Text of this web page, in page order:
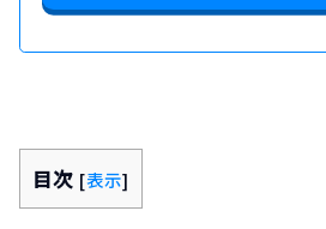
目次 [表示]